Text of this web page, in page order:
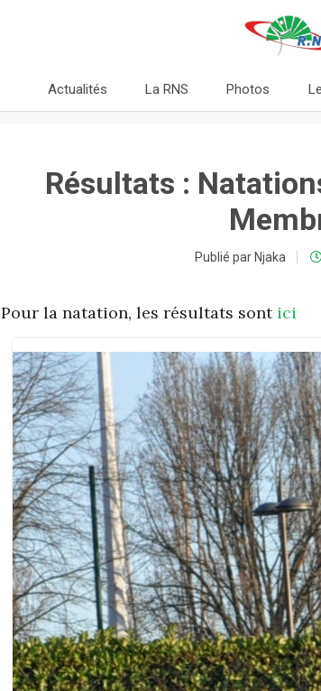
Actualités La RNS Photos
Résultats :
Publié par Njaka
Pour la natation, les résultats sont ici